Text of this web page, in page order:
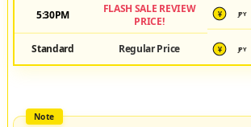
5:30PM
FLASH SALE REVIEW
PRICE!
¥ JPY
Standard Regular Price ¥ JPY